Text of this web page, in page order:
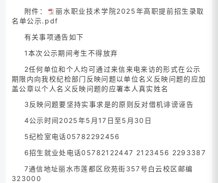
附件：
丽水职业技术学院2025年高职提前招生录取
名单公示.pdf
有关事项通告如下
1本次公示期间考生不得放弃
2任何单位和个人均可通过来信来电来访的形式在公示
期限内向我校纪检部门反映问题以单位名义反映问题的应加
盖公章以个人名义反映问题的应署本人真实姓名
3反映问题要坚持实事求是的原则反对借机诽谤诬告
4公示时间2025年5月17日至5月30日
5纪检室电话05782292456
6招生就业处电话05782122447 2123456 2293387
7通信地址丽水市莲都区欣苑街357号白云校区邮编
323000